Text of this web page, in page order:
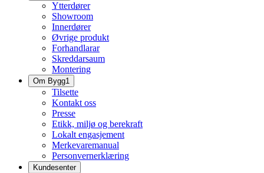
Ytterdører
Showroom
Innerdører
Øvrige produkt
Forhandlarar
Skreddarsaum
Montering
Om Bygg1
Tilsette
Kontakt oss
Presse
Etikk, miljø og berekraft
Lokalt engasjement
Merkevaremanual
Personvernerklæring
Kundesenter